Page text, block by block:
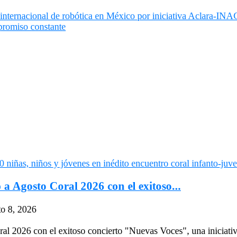
de robótica en México por iniciativa Aclara-
constante
Agosto Coral 2026 con el exitoso...
8, 2026
2026 con el exitoso concierto "Nuevas Voces", una